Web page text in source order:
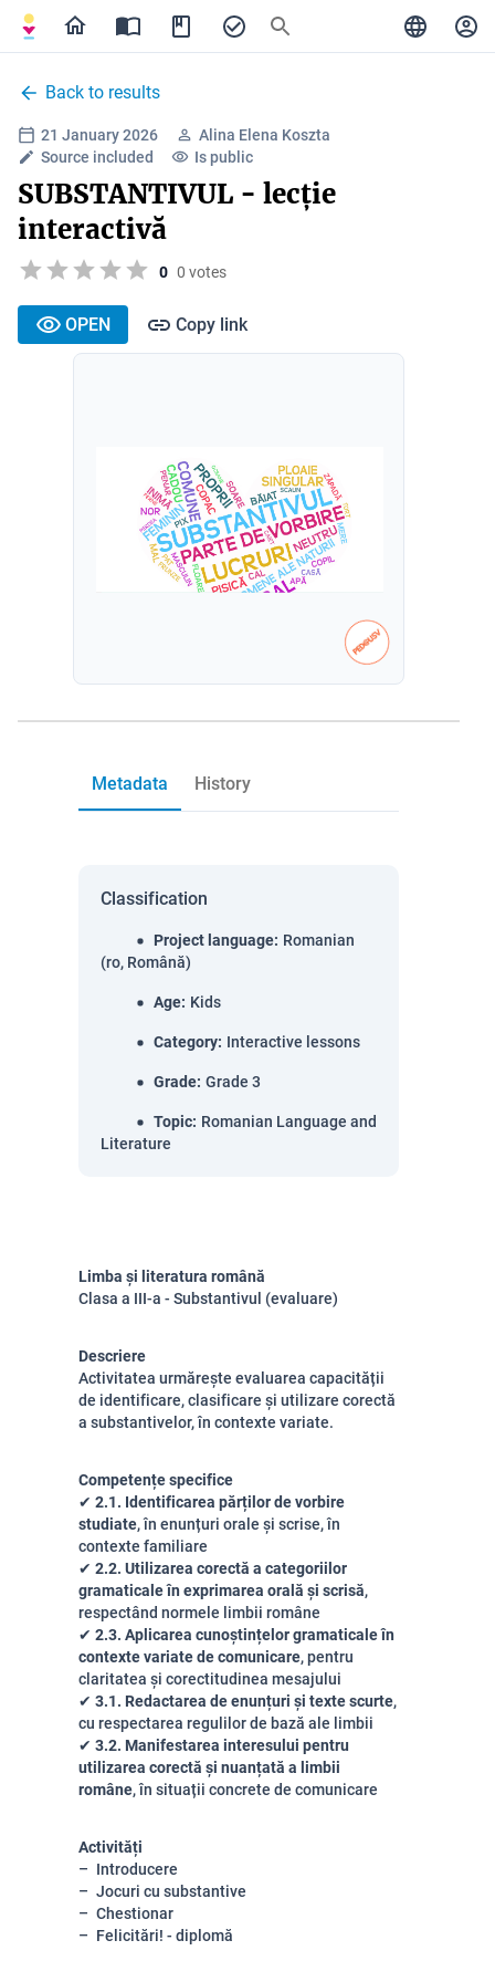
Back to results
21 January 2026
Alina Elena Koszta
Source included
Is public
SUBSTANTIVUL - lecție
interactivă
0 0 votes
OPEN Copy link
Metadata History
Classification
Project language: Romanian
(ro, Română)
Age: Kids
Category: Interactive lessons
Grade: Grade 3
Topic: Romanian Language and
Literature
Limba și literatura română
Clasa a III-a - Substantivul (evaluare)
Descriere
Activitatea urmărește evaluarea capacității
de identificare, clasificare și utilizare corectă
a substantivelor, în contexte variate.
Competențe specifice
✔ 2.1. Identificarea părților de vorbire
studiate, în enunțuri orale și scrise, în
contexte familiare
✔ 2.2. Utilizarea corectă a categoriilor
gramaticale în exprimarea orală și scrisă,
respectând normele limbii române
✔ 2.3. Aplicarea cunoștințelor gramaticale în
contexte variate de comunicare, pentru
claritatea și corectitudinea mesajului
✔ 3.1. Redactarea de enunțuri și texte scurte,
cu respectarea regulilor de bază ale limbii
✔ 3.2. Manifestarea interesului pentru
utilizarea corectă și nuanțată a limbii
române, în situații concrete de comunicare
Activități
Introducere
Jocuri cu substantive
Chestionar
Felicitări! - diplomă